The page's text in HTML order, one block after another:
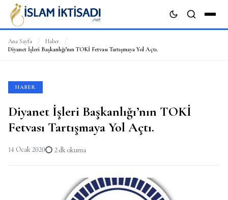
ARA
Ana Sayfa / Haber
/
Diyanet İşleri Başkanlığı’nın TOKİ Fetvası Tartışmaya Yol Açtı.
HABER
Diyanet İşleri Başkanlığı’nın TOKİ
Fetvası Tartışmaya Yol Açtı.
14 Ocak 2020 2 dk okuma